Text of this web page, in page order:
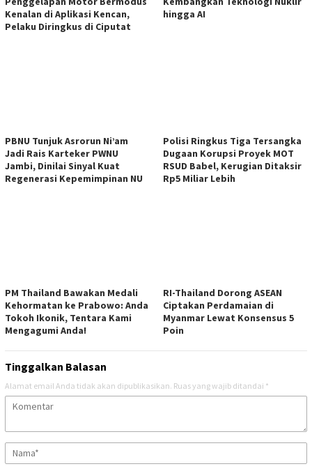
Kenalan di Aplikasi Kencan,
Pelaku Diringkus di Ciputat
hingga AI
PBNU Tunjuk Asrorun Ni’am
Jadi Rais Karteker PWNU
Jambi, Dinilai Sinyal Kuat
Regenerasi Kepemimpinan NU
Polisi Ringkus Tiga Tersangka
Dugaan Korupsi Proyek MOT
RSUD Babel, Kerugian Ditaksir
Rp5 Miliar Lebih
PM Thailand Bawakan Medali
Kehormatan ke Prabowo: Anda
Tokoh Ikonik, Tentara Kami
Mengagumi Anda!
RI-Thailand Dorong ASEAN
Ciptakan Perdamaian di
Myanmar Lewat Konsensus 5
Poin
Tinggalkan Balasan
Alamat email Anda tidak akan dipublikasikan. Ruas yang wajib ditandai *